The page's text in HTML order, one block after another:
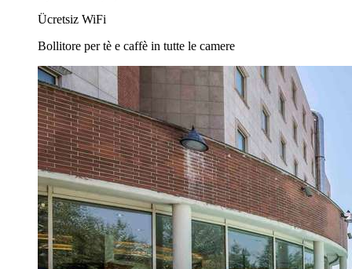
Ücretsiz WiFi
Bollitore per tè e caffè in tutte le camere